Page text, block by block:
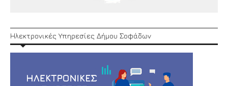
Ηλεκτρονικές Υπηρεσίες Δήμου Σοφάδων